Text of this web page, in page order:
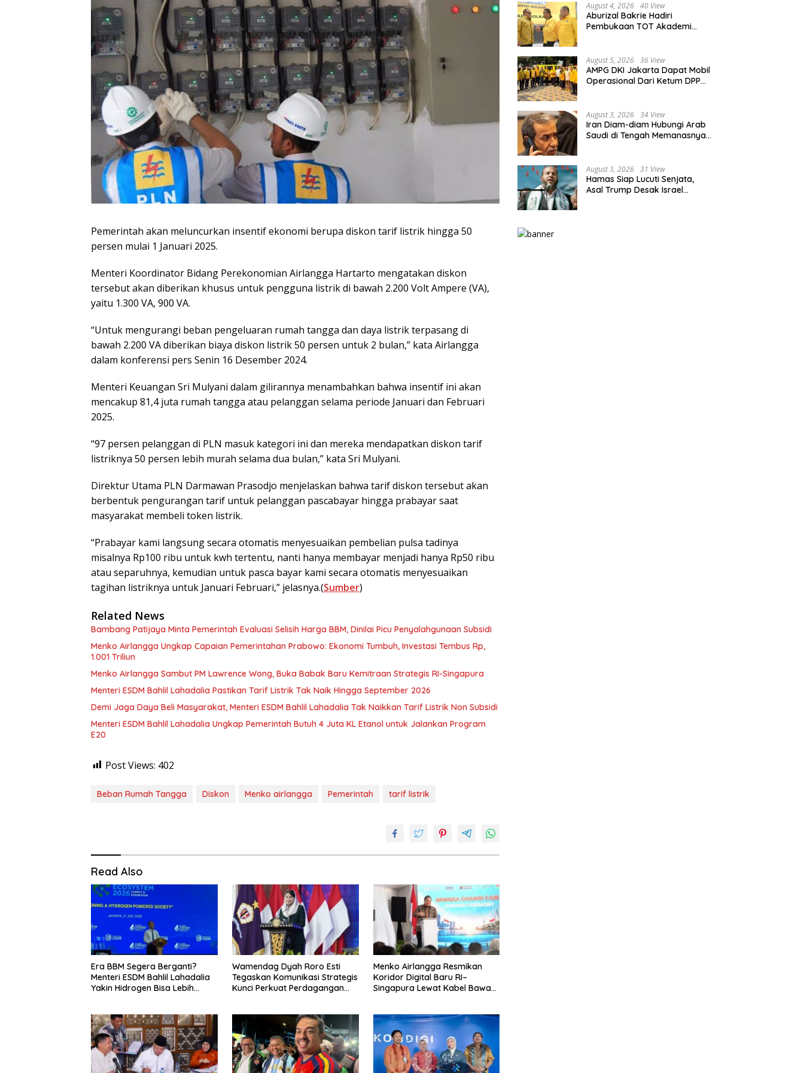
Pemerintah akan meluncurkan insentif ekonomi berupa diskon tarif listrik hingga 50
persen mulai 1 Januari 2025.
Menteri Koordinator Bidang Perekonomian Airlangga Hartarto mengatakan diskon
tersebut akan diberikan khusus untuk pengguna listrik di bawah 2.200 Volt Ampere (VA),
yaitu 1.300 VA, 900 VA.
“Untuk mengurangi beban pengeluaran rumah tangga dan daya listrik terpasang di
bawah 2.200 VA diberikan biaya diskon listrik 50 persen untuk 2 bulan,” kata Airlangga
dalam konferensi pers Senin 16 Desember 2024.
Menteri Keuangan Sri Mulyani dalam gilirannya menambahkan bahwa insentif ini akan
mencakup 81,4 juta rumah tangga atau pelanggan selama periode Januari dan Februari
2025.
“97 persen pelanggan di PLN masuk kategori ini dan mereka mendapatkan diskon tarif
listriknya 50 persen lebih murah selama dua bulan,” kata Sri Mulyani.
Direktur Utama PLN Darmawan Prasodjo menjelaskan bahwa tarif diskon tersebut akan
berbentuk pengurangan tarif untuk pelanggan pascabayar hingga prabayar saat
masyarakat membeli token listrik.
“Prabayar kami langsung secara otomatis menyesuaikan pembelian pulsa tadinya
misalnya Rp100 ribu untuk kwh tertentu, nanti hanya membayar menjadi hanya Rp50 ribu
atau separuhnya, kemudian untuk pasca bayar kami secara otomatis menyesuaikan
tagihan listriknya untuk Januari Februari,” jelasnya.(Sumber)
Related News
Bambang Patijaya Minta Pemerintah Evaluasi Selisih Harga BBM, Dinilai Picu Penyalahgunaan Subsidi
Menko Airlangga Ungkap Capaian Pemerintahan Prabowo: Ekonomi Tumbuh, Investasi Tembus Rp,
1.001 Triliun
Menko Airlangga Sambut PM Lawrence Wong, Buka Babak Baru Kemitraan Strategis RI-Singapura
Menteri ESDM Bahlil Lahadalia Pastikan Tarif Listrik Tak Naik Hingga September 2026
Demi Jaga Daya Beli Masyarakat, Menteri ESDM Bahlil Lahadalia Tak Naikkan Tarif Listrik Non Subsidi
Menteri ESDM Bahlil Lahadalia Ungkap Pemerintah Butuh 4 Juta KL Etanol untuk Jalankan Program
E20
Post Views: 402
Beban Rumah Tangga Diskon Menko airlangga Pemerintah tarif listrik
Read Also
Era BBM Segera Berganti?
Menteri ESDM Bahlil Lahadalia
Yakin Hidrogen Bisa Lebih
Wamendag Dyah Roro Esti
Tegaskan Komunikasi Strategis
Kunci Perkuat Perdagangan
Menko Airlangga Resmikan
Koridor Digital Baru RI–
Singapura Lewat Kabel Bawah
August 4, 2026 40 View
Aburizal Bakrie Hadiri
Pembukaan TOT Akademi
Berkualitas
August 5, 2026 36 View
AMPG DKI Jakarta Dapat Mobil
Operasional Dari Ketum DPP
August 3, 2026 34 View
Iran Diam-diam Hubungi Arab
Saudi di Tengah Memanasnya
August 3, 2026 31 View
Hamas Siap Lucuti Senjata,
Asal Trump Desak Israel